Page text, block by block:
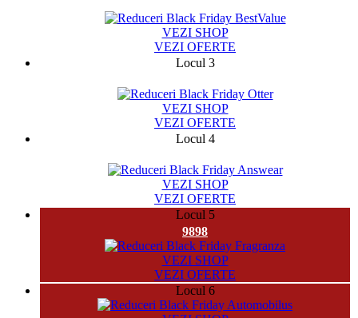
VEZI SHOP
VEZI OFERTE
Locul 3
VEZI SHOP
VEZI OFERTE
Locul 4
VEZI SHOP
VEZI OFERTE
Locul 5
9898
VEZI SHOP
VEZI OFERTE
Locul 6